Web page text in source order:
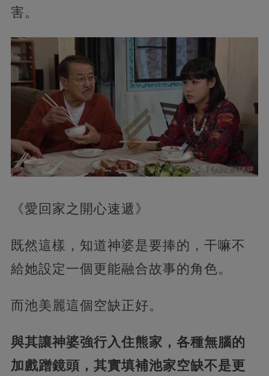
害。
《愛回家之開心速遞》
既然這樣，知道神婆是要捧的，干嘛不
給她設定一個更能融合故事的角色。
而池美麗這個空缺正好。
與其讓神婆強行入住熊家，各種無腦的
加戲蹭鏡頭，其實填補池家空缺不是更